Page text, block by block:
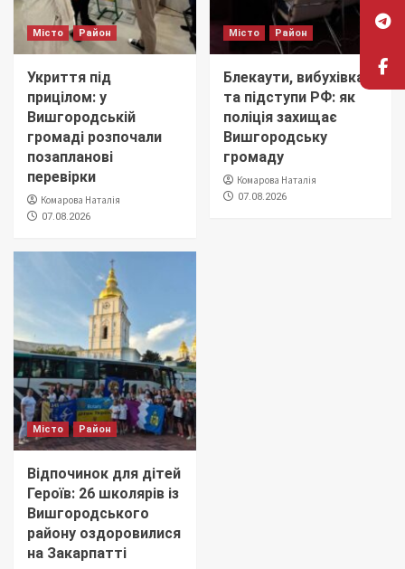
Місто Район
Укриття під
прицілом: у
Вишгородській
громаді розпочали
позапланові
перевірки
Комарова Наталія
07.08.2026
Місто Район
Блекаути, вибухівка
та підступи РФ: як
поліція захищає
Вишгородську
громаду
Комарова Наталія
07.08.2026
Місто Район
Відпочинок для дітей
Героїв: 26 школярів із
Вишгородського
району оздоровилися
на Закарпатті